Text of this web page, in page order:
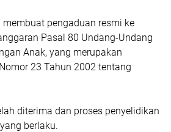
pengaduan resmi ke
Pasal 80 Undang-Undang
Anak, yang merupakan
23 Tahun 2002 tentang
diterima dan proses penyelidikan
berlaku.